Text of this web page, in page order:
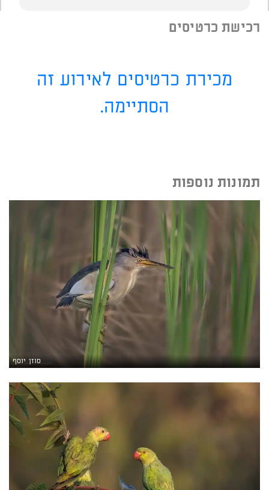
רכישת כרטיסים
מכירת כרטיסים לאירוע זה
הסתיימה.
תמונות נוספות
סוזן יוסף